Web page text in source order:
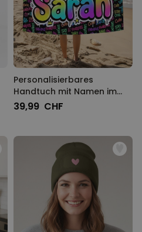
Personalisierbares
Handtuch mit Namen im
Graffiti Design
39,99 CHF